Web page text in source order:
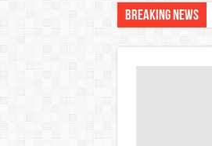
Breaking News